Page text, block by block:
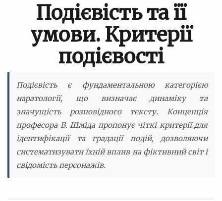
Подієвість та її
умови. Критерії
подієвості
Подієвість є фундаментальною категорією
наратології, що визначає динаміку та
значущість розповідного тексту. Концепція
професора В. Шміда пропонує чіткі критерії для
ідентифікації та градації подій, дозволяючи
систематизувати їхній вплив на фіктивний світ і
свідомість персонажів.